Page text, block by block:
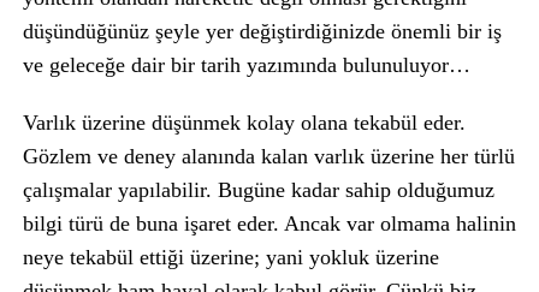
düşündüğünüz şeyle yer değiştirdiğinizde önemli bir iş
ve geleceğe dair bir tarih yazımında bulunuluyor…
Varlık üzerine düşünmek kolay olana tekabül eder.
Gözlem ve deney alanında kalan varlık üzerine her türlü
çalışmalar yapılabilir. Bugüne kadar sahip olduğumuz
bilgi türü de buna işaret eder. Ancak var olmama halinin
neye tekabül ettiği üzerine; yani yokluk üzerine